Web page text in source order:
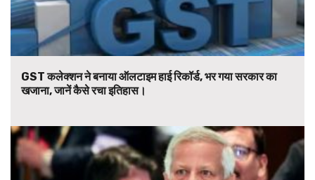
GST कलेक्शन ने बनाया ऑलटाइम हाई रिकॉर्ड, भर गया सरकार का
खजाना, जानें कैसे रचा इतिहास।